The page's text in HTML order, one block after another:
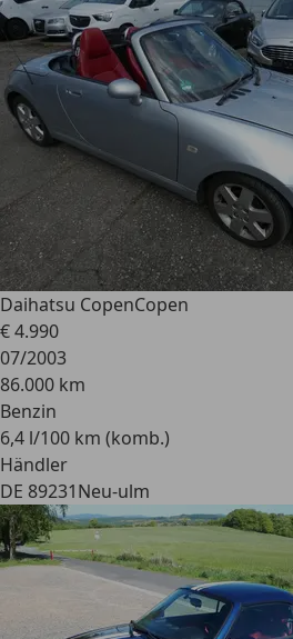
Daihatsu CopenCopen
€ 4.990
07/2003
86.000 km
Benzin
6,4 l/100 km (komb.)
Händler
DE 89231Neu-ulm